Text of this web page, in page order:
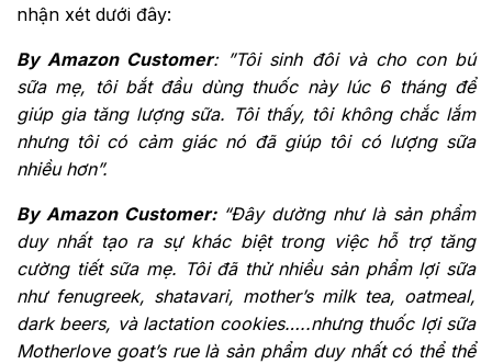
nhận xét dưới đây:
By Amazon Customer: ”Tôi sinh đôi và cho con bú
sữa mẹ, tôi bắt đầu dùng thuốc này lúc 6 tháng để
giúp gia tăng lượng sữa. Tôi thấy, tôi không chắc lắm
nhưng tôi có cảm giác nó đã giúp tôi có lượng sữa
nhiều hơn”.
By Amazon Customer: “Đây dường như là sản phẩm
duy nhất tạo ra sự khác biệt trong việc hỗ trợ tăng
cường tiết sữa mẹ. Tôi đã thử nhiều sản phẩm lợi sữa
như fenugreek, shatavari, mother’s milk tea, oatmeal,
dark beers, và lactation cookies…..nhưng thuốc lợi sữa
Motherlove goat’s rue là sản phẩm duy nhất có thể thể